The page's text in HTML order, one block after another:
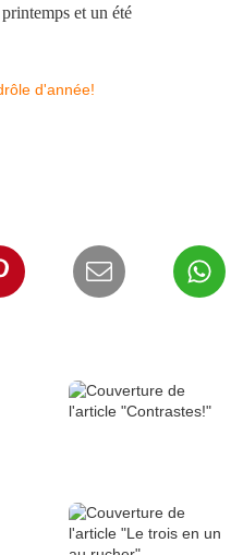
et un été